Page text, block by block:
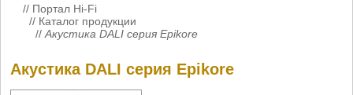
// Портал Hi-Fi
// Каталог продукции
// Акустика DALI серия Epikore
Акустика DALI серия Epikore